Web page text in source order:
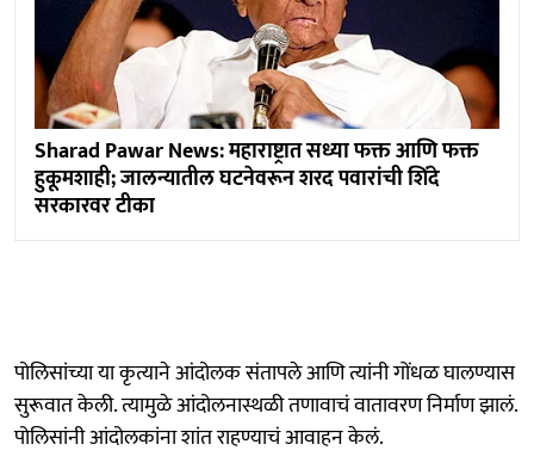
Sharad Pawar News: महाराष्ट्रात सध्या फक्त आणि फक्त
हुकूमशाही; जालन्यातील घटनेवरून शरद पवारांची शिंदे
सरकारवर टीका
पोलिसांच्या या कृत्याने आंदोलक संतापले आणि त्यांनी गोंधळ घालण्यास
सुरूवात केली. त्यामुळे आंदोलनास्थळी तणावाचं वातावरण निर्माण झालं.
पोलिसांनी आंदोलकांना शांत राहण्याचं आवाहन केलं.